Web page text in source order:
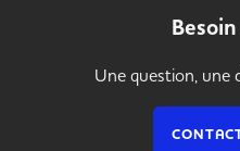
Une question, une